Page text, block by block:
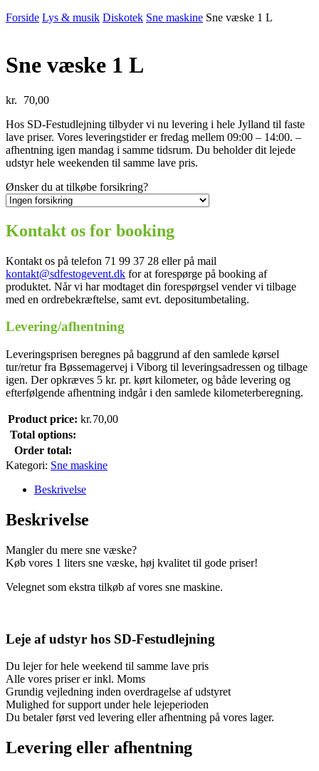
Forside Lys & musik Diskotek Sne maskine Sne væske 1 L
Sne væske 1 L
kr.
70,00
Hos SD-Festudlejning tilbyder vi nu levering i hele Jylland til faste
lave priser. Vores leveringstider er fredag mellem 09:00 – 14:00. –
afhentning igen mandag i samme tidsrum. Du beholder dit lejede
udstyr hele weekenden til samme lave pris.
Ønsker du at tilkøbe forsikring?
Kontakt os for booking
Kontakt os på telefon 71 99 37 28 eller på mail
kontakt@sdfestogevent.dk for at forespørge på booking af
produktet. Når vi har modtaget din forespørgsel vender vi tilbage
med en ordrebekræftelse, samt evt. depositumbetaling.
Levering/afhentning
Leveringsprisen beregnes på baggrund af den samlede kørsel
tur/retur fra Bøssemagervej i Viborg til leveringsadressen og tilbage
igen. Der opkræves 5 kr. pr. kørt kilometer, og både levering og
efterfølgende afhentning indgår i den samlede kilometerberegning.
Product price: kr.70,00
Total options:
Order total:
Kategori: Sne maskine
Beskrivelse
Beskrivelse
Mangler du mere sne væske?
Køb vores 1 liters sne væske, høj kvalitet til gode priser!
Velegnet som ekstra tilkøb af vores sne maskine.
Leje af udstyr hos SD-Festudlejning
Du lejer for hele weekend til samme lave pris
Alle vores priser er inkl. Moms
Grundig vejledning inden overdragelse af udstyret
Mulighed for support under hele lejeperioden
Du betaler først ved levering eller afhentning på vores lager.
Levering eller afhentning